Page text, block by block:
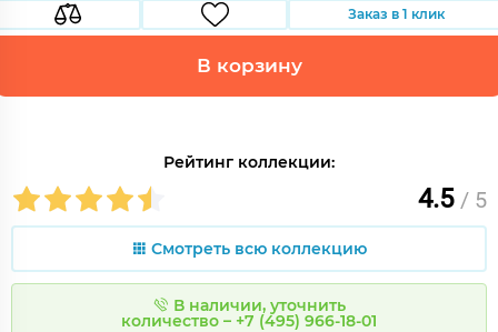
Заказ в 1 клик
В корзину
Рейтинг коллекции:
4.5 / 5
Смотреть всю коллекцию
В наличии, уточнить
количество – +7 (495) 966-18-01